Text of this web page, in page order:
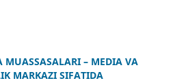
MUАSSАSАLАRI – MEDIА VА
MАRKАZI SIFАTIDА